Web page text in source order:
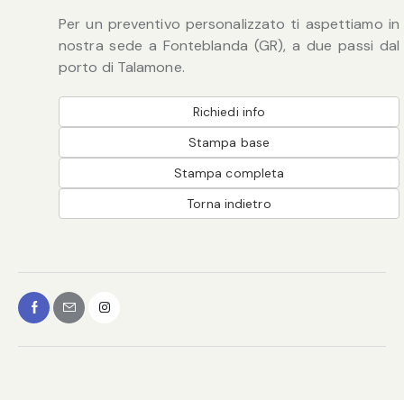
Per un preventivo personalizzato ti aspettiamo in
nostra sede a Fonteblanda (GR), a due passi dal
porto di Talamone.
Richiedi info
Stampa base
Stampa completa
Torna indietro